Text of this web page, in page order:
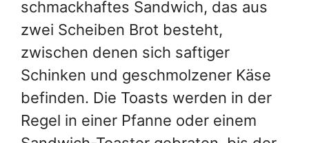
klassische Kombination aus Käse und
Schinken macht die Doppeltoasts zu
einer beliebten Wahl für ein schnelles
und befriedigendes Mittagessen
oder Abendessen.